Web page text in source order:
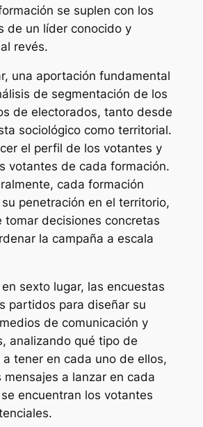
se suplen con los
de un líder conocido y
revés.
una aportación fundamental
de segmentación de los
de electorados, tanto desde
sociológico como territorial.
el perfil de los votantes y
votantes de cada formación.
cada formación
penetración en el territorio,
tomar decisiones concretas
la campaña a escala
sexto lugar, las encuestas
partidos para diseñar su
de comunicación y
analizando qué tipo de
tener en cada uno de ellos,
mensajes a lanzar en cada
encuentran los votantes